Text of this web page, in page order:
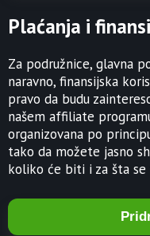
Plaćanja i
Za podružnice, glavna
naravno, finansijska
pravo da budu
našem affiliate
organizovana po
tako da možete jasno
koliko će biti i za šta se